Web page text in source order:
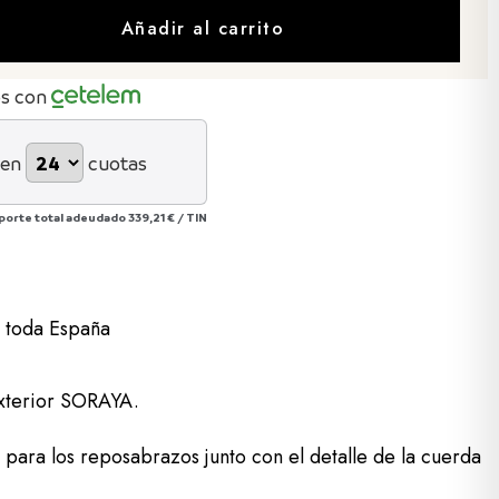
Añadir al carrito
con
cuotas
total adeudado339,21 € / TIN
España
SORAYA.
los reposabrazos junto con el detalle de la cuerda